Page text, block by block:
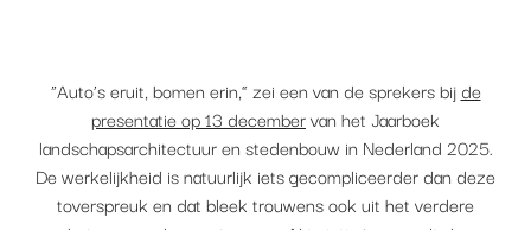
“Auto’s eruit, bomen erin,” zei een van de sprekers bijde
presentatie op 13 decembervan het Jaarboek
landschapsarchitectuur en stedenbouw in Nederland 2025.
De werkelijkheid is natuurlijk iets gecompliceerder dan deze
toverspreuk en dat bleek trouwens ook uit het verdere